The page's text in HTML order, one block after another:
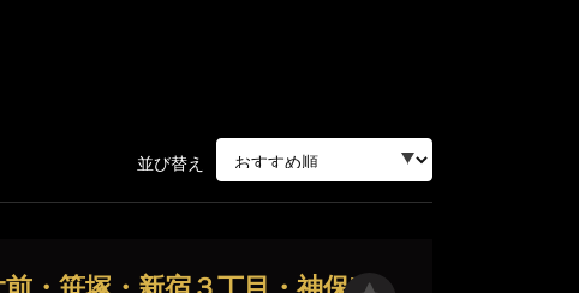
並び替え